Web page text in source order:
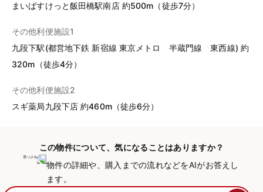
まいばすけっと飯田橋駅南店 約500m（徒歩7分）
その他利便施設1
九段下駅(都営地下鉄 新宿線 東京メトロ 半蔵門線 東西線) 約
320m（徒歩4分）
その他利便施設2
スギ薬局九段下店 約460m（徒歩6分）
この物件について、気になることはありますか？
物件の詳細や、購入までの流れなどをAIがお答えし
ます。